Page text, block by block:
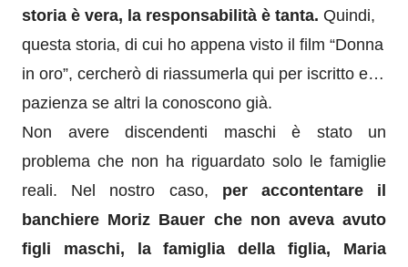
storia è vera, la responsabilità è tanta. Quindi,
questa storia, di cui ho appena visto il film “Donna
in oro”, cercherò di riassumerla qui per iscritto e…
pazienza se altri la conoscono già.
Non avere discendenti maschi è stato un
problema che non ha riguardato solo le famiglie
reali. Nel nostro caso, per accontentare il
banchiere Moriz Bauer che non aveva avuto
figli maschi, la famiglia della figlia, Maria